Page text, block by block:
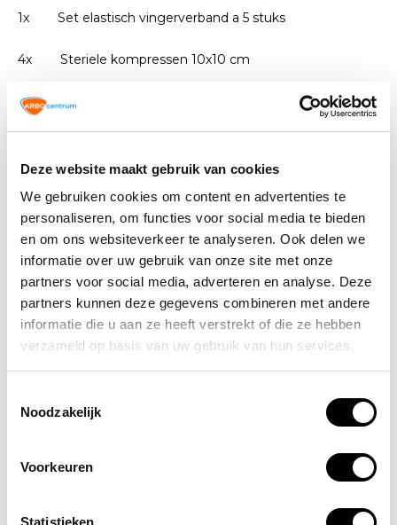
Deze website maakt gebruik van cookies
We gebruiken cookies om content en advertenties te
personaliseren, om functies voor social media te bieden
en om ons websiteverkeer te analyseren. Ook delen we
informatie over uw gebruik van onze site met onze
partners voor social media, adverteren en analyse. Deze
partners kunnen deze gegevens combineren met andere
informatie die u aan ze heeft verstrekt of die ze hebben
verzameld op basis van uw gebruik van hun services.
Noodzakelijk
Voorkeuren
Statistieken
1x Set elastisch vingerverband a 5 stuks
4x Steriele kompressen 10x10 cm
1x Doos pleisterstrips assortiment
1x Reddingsdeken folie 210x160 cm
1x Lister verbandschaar RVS
1x Pincet 9 cm RVS
1x Set wegwerphandschoenen a 4 stuks
1x Stappenplan eerste hulp
2x Ideaalwindsel 400x8 cm